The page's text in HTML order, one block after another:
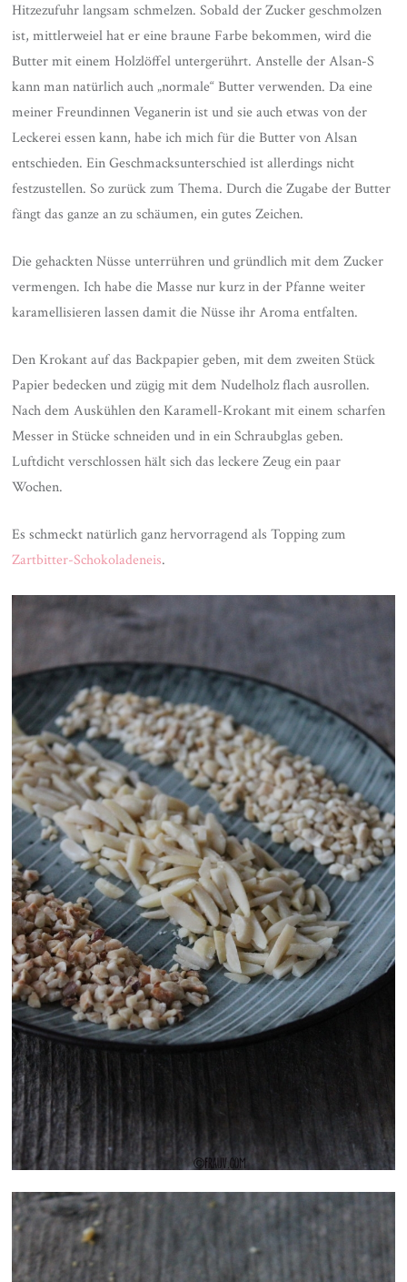
Hitzezufuhr langsam schmelzen. Sobald der Zucker geschmolzen
ist, mittlerweiel hat er eine braune Farbe bekommen, wird die
Butter mit einem Holzlöffel untergerührt. Anstelle der Alsan-S
kann man natürlich auch „normale“ Butter verwenden. Da eine
meiner Freundinnen Veganerin ist und sie auch etwas von der
Leckerei essen kann, habe ich mich für die Butter von Alsan
entschieden. Ein Geschmacksunterschied ist allerdings nicht
festzustellen. So zurück zum Thema. Durch die Zugabe der Butter
fängt das ganze an zu schäumen, ein gutes Zeichen.
Die gehackten Nüsse unterrühren und gründlich mit dem Zucker
vermengen. Ich habe die Masse nur kurz in der Pfanne weiter
karamellisieren lassen damit die Nüsse ihr Aroma entfalten.
Den Krokant auf das Backpapier geben, mit dem zweiten Stück
Papier bedecken und zügig mit dem Nudelholz flach ausrollen.
Nach dem Auskühlen den Karamell-Krokant mit einem scharfen
Messer in Stücke schneiden und in ein Schraubglas geben.
Luftdicht verschlossen hält sich das leckere Zeug ein paar
Wochen.
Es schmeckt natürlich ganz hervorragend als Topping zum
Zartbitter-Schokoladeneis.